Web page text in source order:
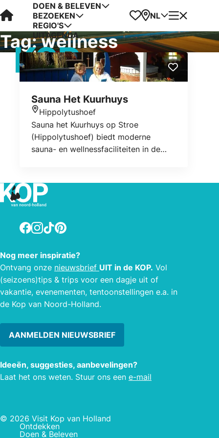
Visit Kop van Holland
DOEN & BELEVEN
BEZOEKEN
REGIO'S
UITAGENDA
Favorieten
Kaart
NL Menu
Tag:wellness
Sauna Het Kuurhuys
Locatie
Hippolytushoef
Sauna het Kuurhuys op Stroe
(Hippolytushoef) biedt moderne
sauna- en wellnessfaciliteiten in de
Stoombad, Infrarood Sauna,
Kleurentherapie Sauna) kunt u er ook
(wijnbad, melk- en honingbad,
lichaamspakkingen en
ook arrangementen mogelijk met het
nabij gelegen restaurant of met het op
recreatiepark Wiringherlant aanwezige
hotel.
Facebook
Instagram
TikTokPinterest
Nog meer inspiratie?
Ontvang onze nieuwsbrief UIT in de KOP. Vol
(seizoens)tips & trips voor een dagje uit of
vakantie, evenementen, tentoonstellingen e.a. in
de Kop van Noord-Holland.
AANMELDEN NIEUWSBRIEF
Ideeën, suggesties, aanbevelingen?
Laat het ons weten. Stuur ons een e-mail
© 2026 Visit Kop van Holland
Ontdekken
Doen & Beleven